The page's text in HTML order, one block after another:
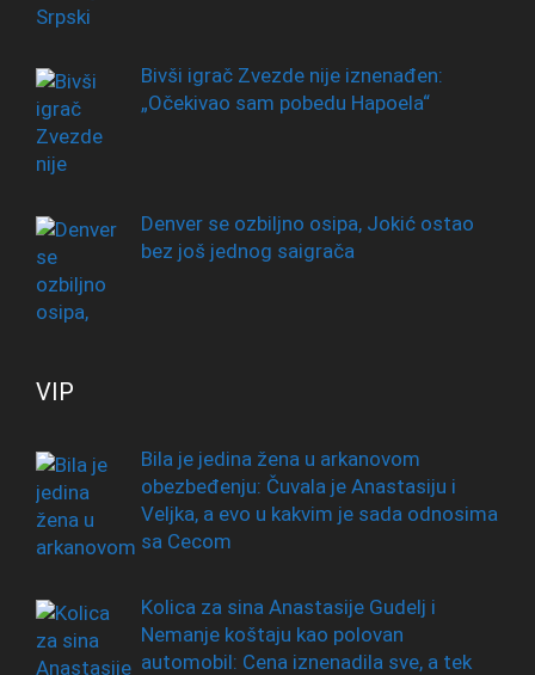
Bivši igrač Zvezde nije iznenađen:
„Očekivao sam pobedu Hapoela“
Denver se ozbiljno osipa, Jokić ostao
bez još jednog saigrača
VIP
Bila je jedina žena u arkanovom
obezbeđenju: Čuvala je Anastasiju i
Veljka, a evo u kakvim je sada odnosima
sa Cecom
Kolica za sina Anastasije Gudelj i
Nemanje koštaju kao polovan
automobil: Cena iznenadila sve, a tek